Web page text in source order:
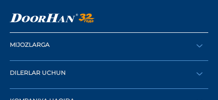
MIJOZLARGA
Buyurtma berish
DILERLAR UCHUN
Diler bo‘lish